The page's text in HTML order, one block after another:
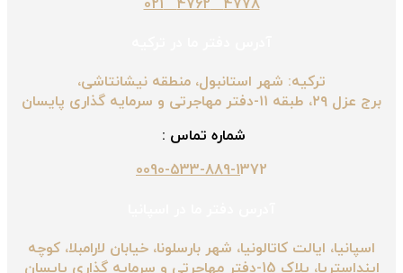
4778 4762 021
ترکیه: شهر استانبول، منطقه نیشانتاشی،
برج عزل ۲۹، طبقه ۱۱-دفتر مهاجرتی و سرمایه گذاری پایسان
شماره تماس :
0090-533-889-1372
اسپانیا، ایالت کاتالونیا، شهر بارسلونا، خیابان لارامبلا، کوچه
اینداستریا، پلاک 15-دفتر مهاجرتی و سرمایه گذاری پایسان